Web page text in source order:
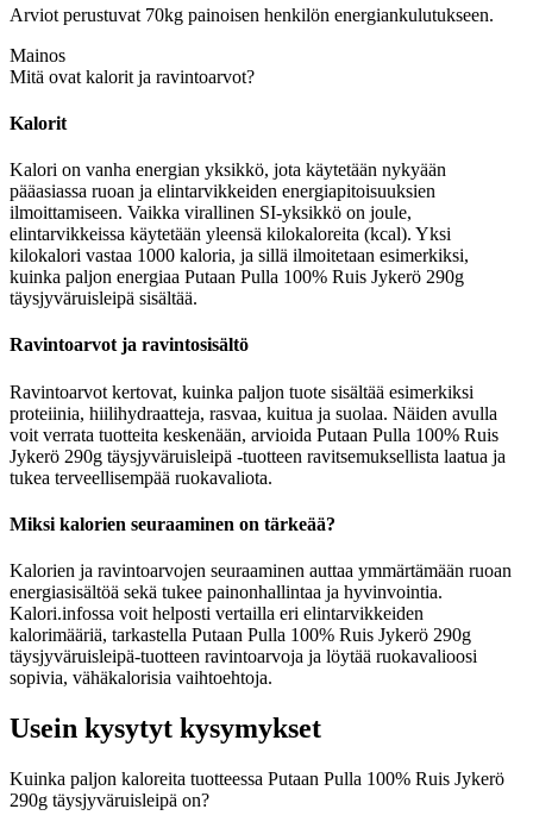
Arviot perustuvat 70kg painoisen henkilön energiankulutukseen.
Mainos
Mitä ovat kalorit ja ravintoarvot?
Kalorit
Kalori on vanha energian yksikkö, jota käytetään nykyään
pääasiassa ruoan ja elintarvikkeiden energiapitoisuuksien
ilmoittamiseen. Vaikka virallinen SI-yksikkö on joule,
elintarvikkeissa käytetään yleensä kilokaloreita (kcal). Yksi
kilokalori vastaa 1000 kaloria, ja sillä ilmoitetaan esimerkiksi,
kuinka paljon energiaa Putaan Pulla 100% Ruis Jykerö 290g
täysjyväruisleipä sisältää.
Ravintoarvot ja ravintosisältö
Ravintoarvot kertovat, kuinka paljon tuote sisältää esimerkiksi
proteiinia, hiilihydraatteja, rasvaa, kuitua ja suolaa. Näiden avulla
voit verrata tuotteita keskenään, arvioida Putaan Pulla 100% Ruis
Jykerö 290g täysjyväruisleipä -tuotteen ravitsemuksellista laatua ja
tukea terveellisempää ruokavaliota.
Miksi kalorien seuraaminen on tärkeää?
Kalorien ja ravintoarvojen seuraaminen auttaa ymmärtämään ruoan
energiasisältöä sekä tukee painonhallintaa ja hyvinvointia.
Kalori.infossa voit helposti vertailla eri elintarvikkeiden
kalorimääriä, tarkastella Putaan Pulla 100% Ruis Jykerö 290g
täysjyväruisleipä-tuotteen ravintoarvoja ja löytää ruokavalioosi
sopivia, vähäkalorisia vaihtoehtoja.
Usein kysytyt kysymykset
Kuinka paljon kaloreita tuotteessa Putaan Pulla 100% Ruis Jykerö
290g täysjyväruisleipä on?